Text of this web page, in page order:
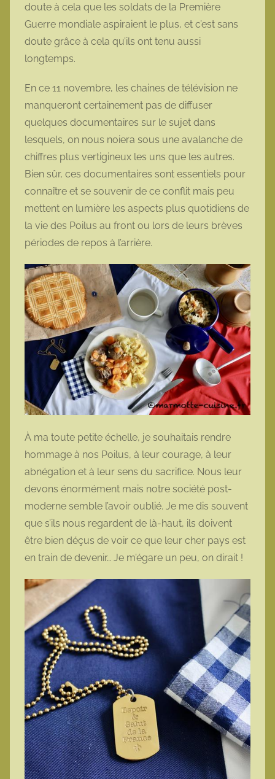
doute à cela que les soldats de la Première
Guerre mondiale aspiraient le plus, et c’est sans
doute grâce à cela qu’ils ont tenu aussi
longtemps.
En ce 11 novembre, les chaines de télévision ne
manqueront certainement pas de diffuser
quelques documentaires sur le sujet dans
lesquels, on nous noiera sous une avalanche de
chiffres plus vertigineux les uns que les autres.
Bien sûr, ces documentaires sont essentiels pour
connaître et se souvenir de ce conflit mais peu
mettent en lumière les aspects plus quotidiens de
la vie des Poilus au front ou lors de leurs brèves
périodes de repos à l’arrière.
À ma toute petite échelle, je souhaitais rendre
hommage à nos Poilus, à leur courage, à leur
abnégation et à leur sens du sacrifice. Nous leur
devons énormément mais notre société post-
moderne semble l’avoir oublié. Je me dis souvent
que s’ils nous regardent de là-haut, ils doivent
être bien déçus de voir ce que leur cher pays est
en train de devenir… Je m’égare un peu, on dirait !